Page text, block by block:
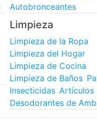
Autobronceantes
Limpieza
Limpieza de la Ropa
Limpieza del Hogar
Limpieza de Cocina
Limpieza de Baños
Insecticidas Artículos
Desodorantes de